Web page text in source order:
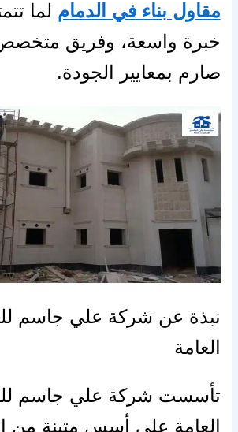
مقاول بناء في الدمام لما
خبرة واسعة، وفريق
صارم بمعايير الجودة.
نبذة عن شركة علي جاسم
العامة
تأسست شركة علي جاسم
العامة على أسس متينة من